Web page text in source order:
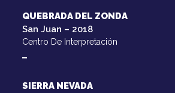
QUEBRADA DEL ZONDA
San Juan – 2018
Centro De Interpretación
SIERRA NEVADA